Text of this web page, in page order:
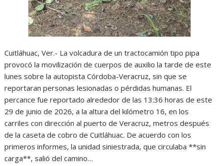
Cuitláhuac, Ver.- La volcadura de un tractocamión tipo pipa
provocó la movilización de cuerpos de auxilio la tarde de este
lunes sobre la autopista Córdoba-Veracruz, sin que se
reportaran personas lesionadas o pérdidas humanas. El
percance fue reportado alrededor de las 13:36 horas de este
29 de junio de 2026, a la altura del kilómetro 16, en los
carriles con dirección al puerto de Veracruz, metros después
de la caseta de cobro de Cuitláhuac. De acuerdo con los
primeros informes, la unidad siniestrada, que circulaba **sin
carga**, salió del camino…